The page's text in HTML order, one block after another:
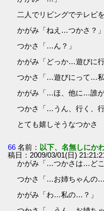
二人でリビングでテレビ
かがみ「ねえ…つかさ？」
つかさ「…ん？」
かがみ「どっか…遊びに行
つかさ「…遊びにって…
かがみ「…ほ、他に…誰が
つかさ「…うん、行く、
とても嬉しそうなつかさ
66 名前： 以下、名無しにか
稿日：2009/03/01(日)
かがみ「…つかさは…どこ
つかさ「…お姉ちゃんの
かがみ「わ…私の…？」